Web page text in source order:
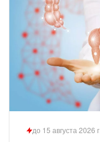
до 15 августа 2026 г.